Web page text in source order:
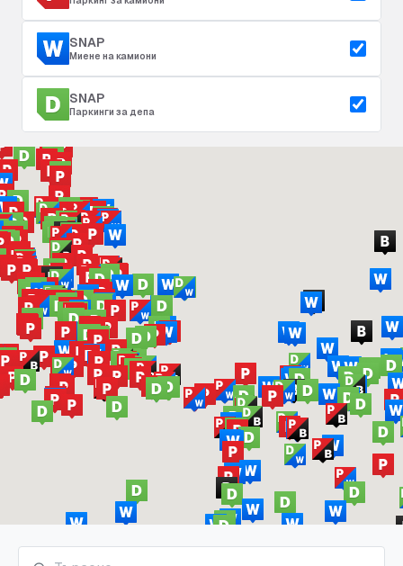
SNAP
Миене на камиони
SNAP
Паркинги за депа